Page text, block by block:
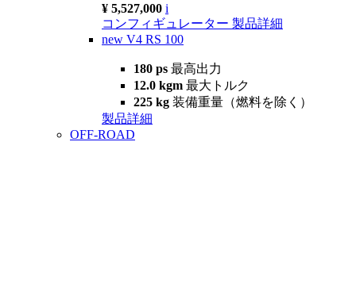
¥ 5,527,000 i
コンフィギュレーター 製品詳細
new V4 RS 100
180 ps 最高出力
12.0 kgm 最大トルク
225 kg 装備重量（燃料を除く）
製品詳細
OFF-ROAD